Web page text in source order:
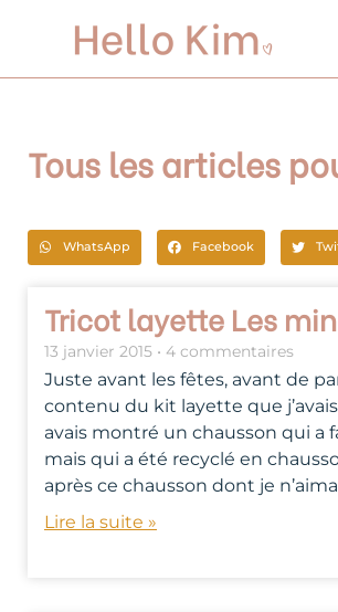
Tous les articles
WhatsApp Facebook
Tricot layette Les
13 janvier 2015 4 commentaires
Juste avant les fêtes, avant de
contenu du kit layette que
avais montré un chausson qui a
mais qui a été recyclé en
après ce chausson dont je
Lire la suite »